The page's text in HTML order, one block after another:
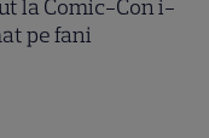
la Comic-Con i-
pe fani